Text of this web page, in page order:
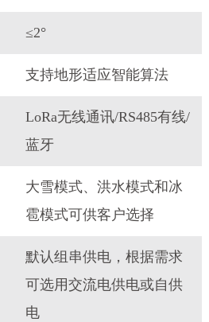
≤2°
支持地形适应智能算法
LoRa无线通讯/RS485有线/
蓝牙
大雪模式、洪水模式和冰
雹模式可供客户选择
默认组串供电，根据需求
可选用交流电供电或自供
电